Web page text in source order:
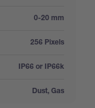
0-20 mm
256 Pixels
IP66 or IP66k
Dust, Gas